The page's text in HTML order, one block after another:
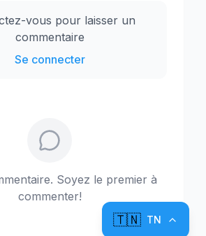
vous pour laisser un
commentaire
Se connecter
Soyez le premier à
commenter!
🇹🇳 TN